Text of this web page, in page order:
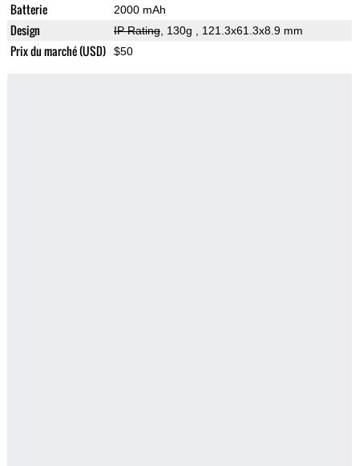
Batterie 2000 mAh
Design IP Rating, 130g , 121.3x61.3x8.9 mm
Prix du marché (USD) $50